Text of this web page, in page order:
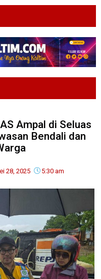
Ampal di Seluas
Bendali dan
28, 2025 5:30 am